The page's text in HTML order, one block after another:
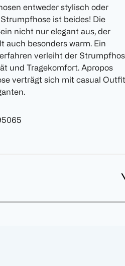
entweder stylisch oder
ist beides! Die
nicht nur elegant aus, der
auch besonders warm. Ein
verleiht der
und Tragekomfort. Apropos
verträgt sich mit casual